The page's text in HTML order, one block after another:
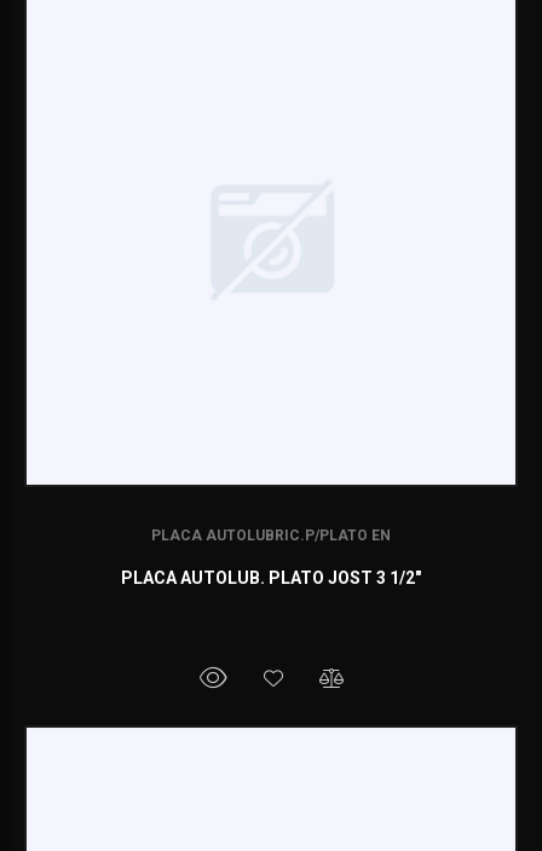
PLACA AUTOLUBRIC.P/PLATO EN
PLACA AUTOLUB. PLATO JOST 3 1/2"